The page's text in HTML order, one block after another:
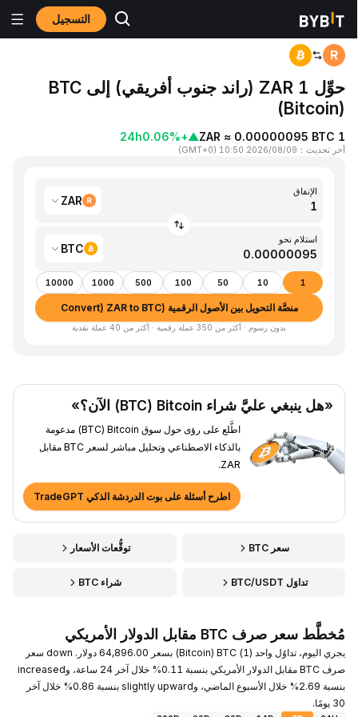
التسجيل المنزٍل ZAR to BTC
حوِّل 1 ZAR (راند جنوب أفريقي) إلى BTC
(Bitcoin)
1 ZAR ≈ 0.00000095 BTC
▲
+0.06%
24h
آخر تحديث：
2026/08/09 10:50
(
GMT+0
)
الإنفاق
ZAR
استلام نحو
BTC
1
10
50
100
500
1000
10000
منصَّة التحويل بين الأصول الرقمية (Convert) ZAR to BTC
بدون رسوم · أكثر من 350 عملة رقمية · أكثر من 40 عملة نقدية
«هل ينبغي عليَّ شراء Bitcoin ‏(BTC) الآن؟»
اطَّلع على رؤى حول سوق Bitcoin ‏(BTC) مدعومة
بالذكاء الاصطناعي وتحليل مباشر لسعر BTC مقابل
ZAR.
اطرح أسئلة على بوت الدردشة الذكي TradeGPT
سعر BTC توقُّعات الأسعار
تداوَل BTC/USDT شراء BTC
مُخطَّط سعر صرف BTC مقابل الدولار الأمريكي
يجري اليوم، تداوُل واحد (1) BTC ‏(Bitcoin) بسعر 64,896.00 دولار. down سعر
صرف BTC مقابل الدولار الأمريكي بنسبة 0.11% خلال آخر 24 ساعة، وincreased
بنسبة 2.69% خلال الأسبوع الماضي، وslightly upward بنسبة 0.86% خلال آخر
30 يومًا.